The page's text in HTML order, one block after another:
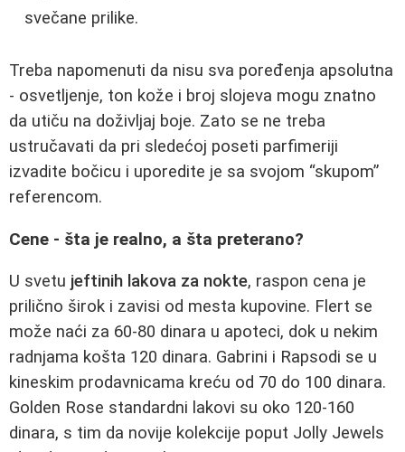
svečane prilike.
Treba napomenuti da nisu sva poređenja apsolutna
- osvetljenje, ton kože i broj slojeva mogu znatno
da utiču na doživljaj boje. Zato se ne treba
ustručavati da pri sledećoj poseti parfimeriji
izvadite bočicu i uporedite je sa svojom “skupom”
referencom.
Cene - šta je realno, a šta preterano?
U svetu jeftinih lakova za nokte, raspon cena je
prilično širok i zavisi od mesta kupovine. Flert se
može naći za 60-80 dinara u apoteci, dok u nekim
radnjama košta 120 dinara. Gabrini i Rapsodi se u
kineskim prodavnicama kreću od 70 do 100 dinara.
Golden Rose standardni lakovi su oko 120-160
dinara, s tim da novije kolekcije poput Jolly Jewels